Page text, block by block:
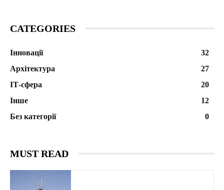
CATEGORIES
Інновації
32
Архітектура
27
ІТ-сфера
20
Інше
12
Без категорії
0
MUST READ